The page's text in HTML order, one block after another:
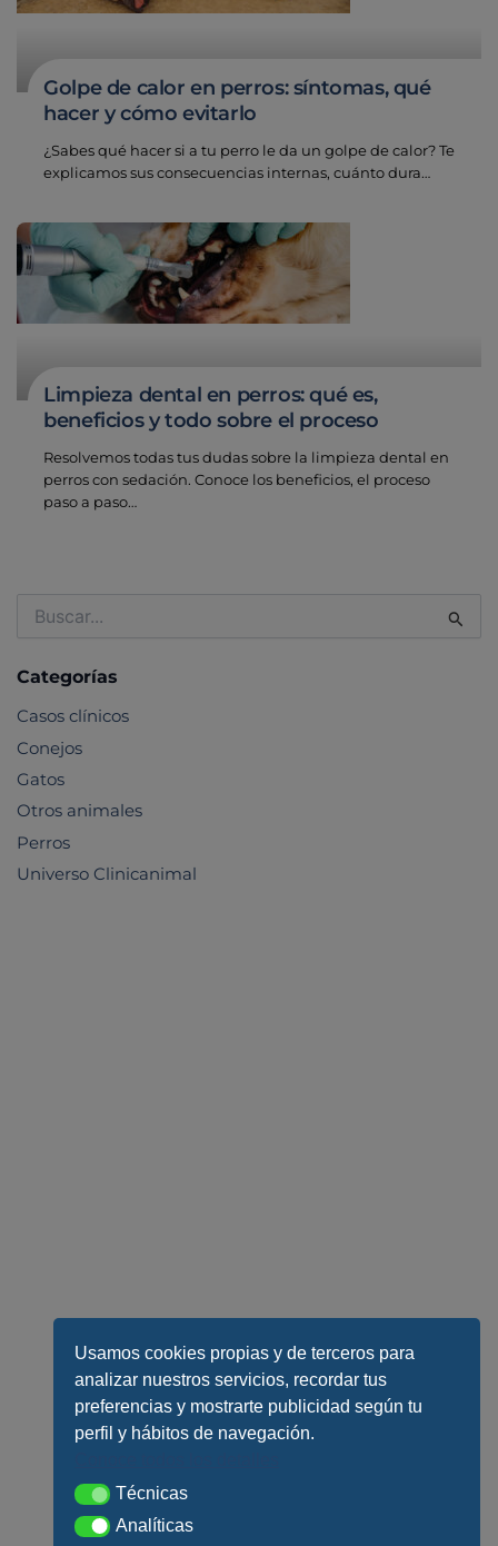
Golpe de calor en perros: síntomas, qué
hacer y cómo evitarlo
¿Sabes qué hacer si a tu perro le da un golpe de calor? Te
explicamos sus consecuencias internas, cuánto dura…
Limpieza dental en perros: qué es,
beneficios y todo sobre el proceso
Resolvemos todas tus dudas sobre la limpieza dental en
perros con sedación. Conoce los beneficios, el proceso
paso a paso…
por:
Categorías
Casos clínicos
Conejos
Gatos
Otros animales
Perros
Universo Clinicanimal
Usamos cookies propias y de terceros para
analizar nuestros servicios, recordar tus
preferencias y mostrarte publicidad según tu
perfil y hábitos de navegación.
TécnicasTécnicas
AnalíticasAnalíticas